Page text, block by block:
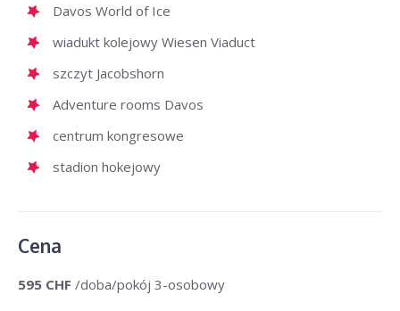
Davos World of Ice
wiadukt kolejowy Wiesen Viaduct
szczyt Jacobshorn
Adventure rooms Davos
centrum kongresowe
stadion hokejowy
Cena
595 CHF /doba/pokój 3-osobowy